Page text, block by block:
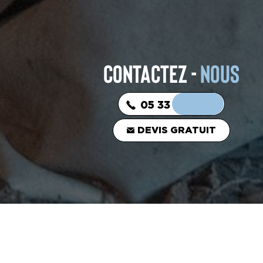
CONTACTEZ -NOUS
05 33 06 03 16
DEVIS GRATUIT